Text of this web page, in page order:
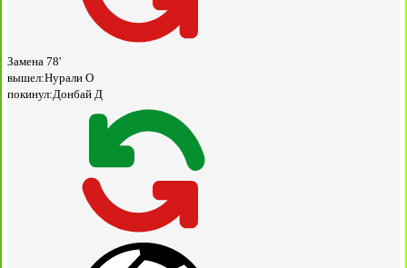
Замена 78'
вышел:Нурали О
покинул:Донбай Д